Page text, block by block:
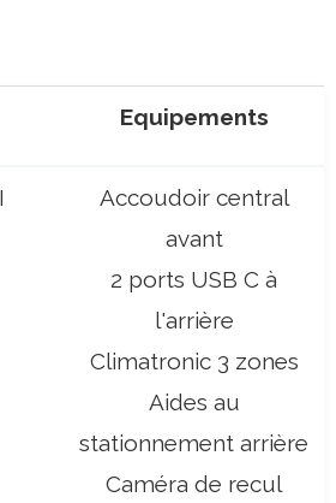
Equipements
Accoudoir central
avant
2 ports USB C à
l'arrière
Climatronic 3 zones
Aides au
stationnement arrière
Caméra de recul